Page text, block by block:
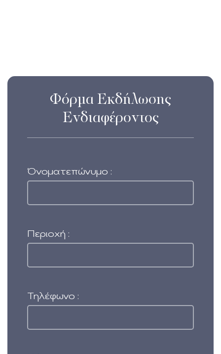
Φόρμα Εκδήλωσης
Ενδιαφέροντος
Όνοματεπώνυμο :
Περιοχή :
Τηλέφωνο :